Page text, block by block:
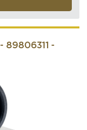
- 89806311 -